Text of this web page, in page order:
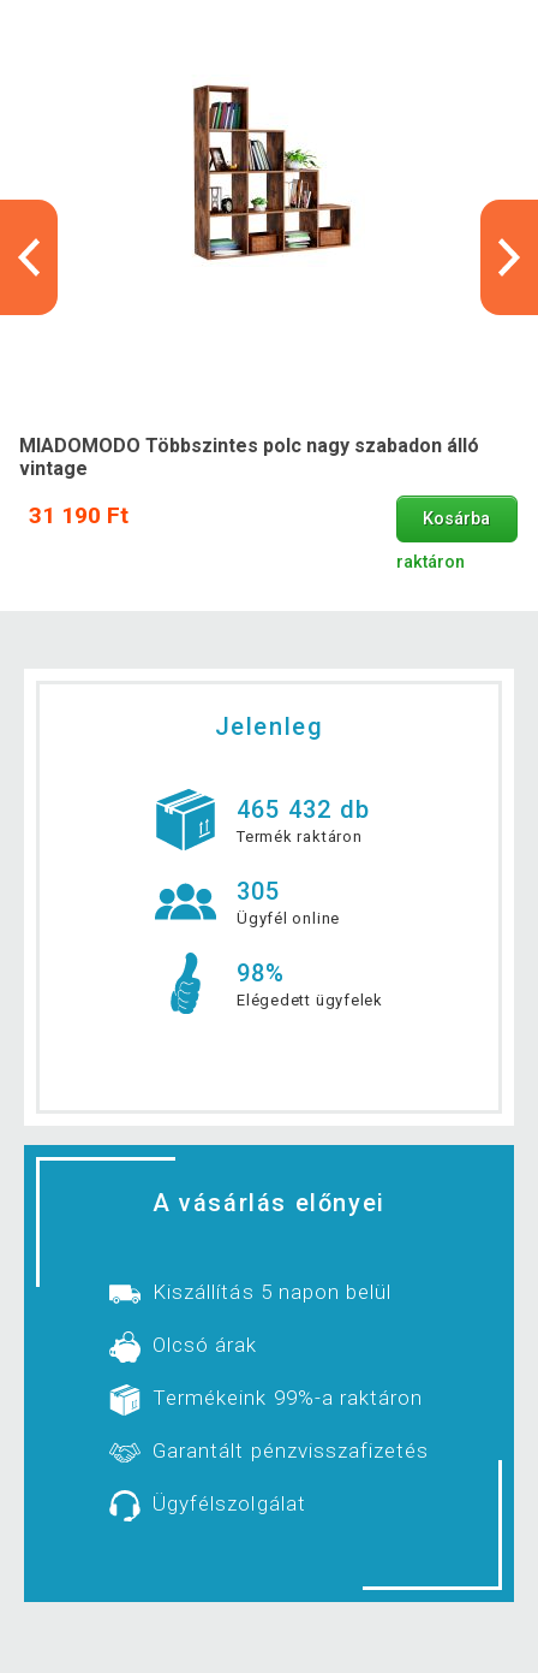
MIADOMODO Többszintes polc nagy szabadon álló
vintage
31 190 Ft Kosárba
raktáron
Jelenleg
465 432 db
Termék raktáron
305
Ügyfél online
98%
Elégedett ügyfelek
A vásárlás előnyei
Kiszállítás 5 napon belül
Olcsó árak
Termékeink 99%-a raktáron
Garantált pénzvisszafizetés
Ügyfélszolgálat